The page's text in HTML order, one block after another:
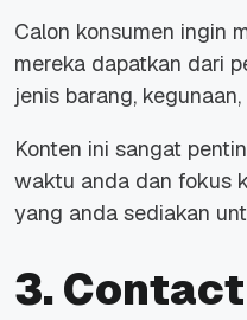
Calon konsumen ingin
mereka dapatkan dari
jenis barang,
Konten ini sangat
waktu anda dan fokus
yang anda sediakan
3.